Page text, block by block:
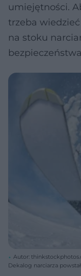
umiejętności.
trzeba
na stoku
Autor:
Dekalog narciarza